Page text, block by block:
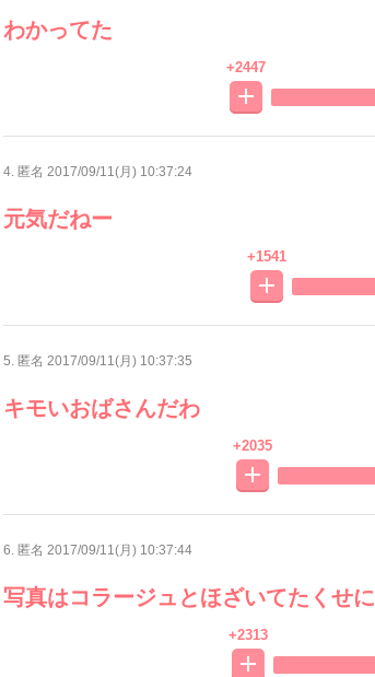
わかってた
+2447
4. 匿名 2017/09/11(月) 10:37:24
元気だねー
+1541
5. 匿名 2017/09/11(月) 10:37:35
キモいおばさんだわ
+2035
6. 匿名 2017/09/11(月) 10:37:44
写真はコラージュとほざいてたくせに
+2313